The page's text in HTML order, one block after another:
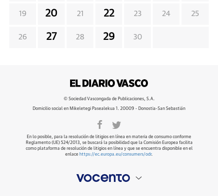
19 20 21 22 23 24 25
26 27 28 29 30
© Sociedad Vascongada de Publicaciones, S.A.
Domicilio social en Mikeletegi Pasealekua 1. 20009 - Donostia-San Sebastián
En lo posible, para la resolución de litigios en línea en materia de consumo conforme
Reglamento (UE) 524/2013, se buscará la posibilidad que la Comisión Europea facilita
como plataforma de resolución de litigios en línea y que se encuentra disponible en el
enlace https://ec.europa.eu/consumers/odr.